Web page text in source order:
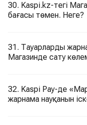
30. Kaspi.kz-тегі
бағасы төмен. Неге?
31. Тауарларды
Магазинде сату
32. Kaspi Pay-де
жарнама науқанын